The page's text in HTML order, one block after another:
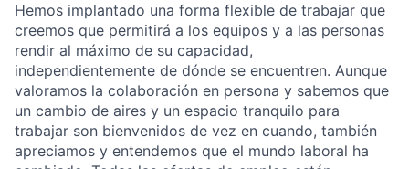
Hemos implantado una forma flexible de trabajar que
creemos que permitirá a los equipos y a las personas
rendir al máximo de su capacidad,
independientemente de dónde se encuentren. Aunque
valoramos la colaboración en persona y sabemos que
un cambio de aires y un espacio tranquilo para
trabajar son bienvenidos de vez en cuando, también
apreciamos y entendemos que el mundo laboral ha